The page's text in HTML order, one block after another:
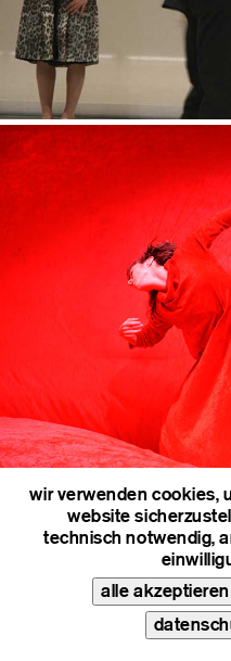
wir verwenden cookies,
website
technisch notwendig,
alle akzeptieren